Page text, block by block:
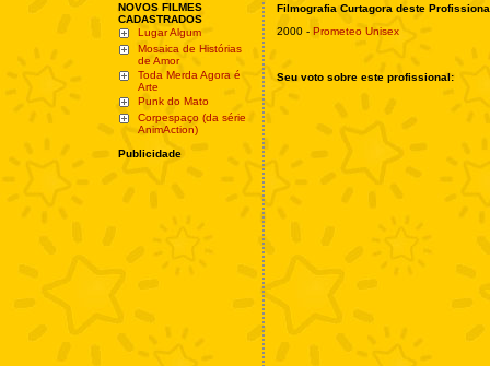
NOVOS FILMES
CADASTRADOS
Lugar Algum
Mosaica de Histórias
de Amor
Toda Merda Agora é
Arte
Punk do Mato
Corpespaço (da série
AnimAction)
Publicidade
Filmografia Curtagora deste
2000 - Prometeo Unisex
Seu voto sobre este profissional: